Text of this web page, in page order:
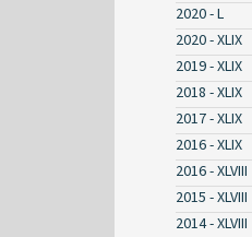
2020 - L
2020 - XLIX
2019 - XLIX
2018 - XLIX
2017 - XLIX
2016 - XLIX
2016 - XLVIII
2015 - XLVIII
2014 - XLVIII